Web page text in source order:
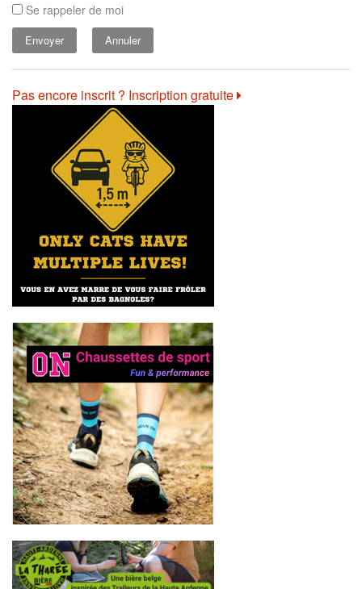
Se rappeler de moi
Annuler
Pas encore inscrit ? Inscription gratuite